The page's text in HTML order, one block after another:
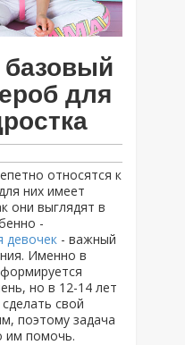
базовый
для
относятся к
них имеет
они выглядят в
-
девочек - важный
Именно в
но в 12-14 лет
свой
поэтому задача
им помочь.